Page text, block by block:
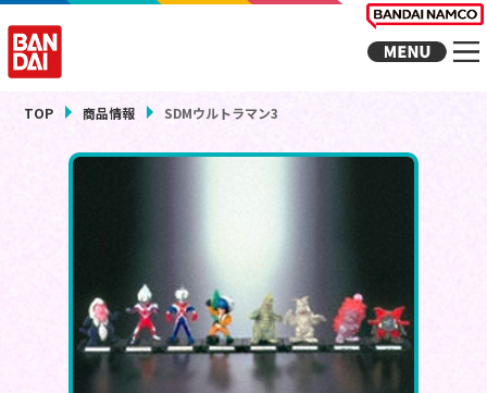
TOP 商品情報 SDMウルトラマン3